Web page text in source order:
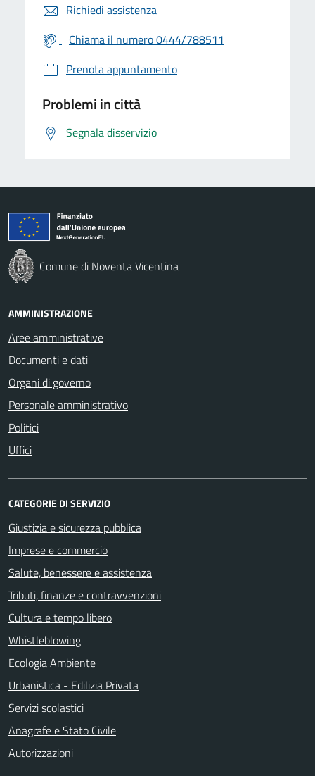
Richiedi assistenza
Chiama il numero 0444/788511
Prenota appuntamento
Problemi in città
Segnala disservizio
Comune di Noventa Vicentina
AMMINISTRAZIONE
Aree amministrative
Documenti e dati
Organi di governo
Personale amministrativo
Politici
Uffici
CATEGORIE DI SERVIZIO
Giustizia e sicurezza pubblica
Imprese e commercio
Salute, benessere e assistenza
Tributi, finanze e contravvenzioni
Cultura e tempo libero
Whistleblowing
Ecologia Ambiente
Urbanistica - Edilizia Privata
Servizi scolastici
Anagrafe e Stato Civile
Autorizzazioni